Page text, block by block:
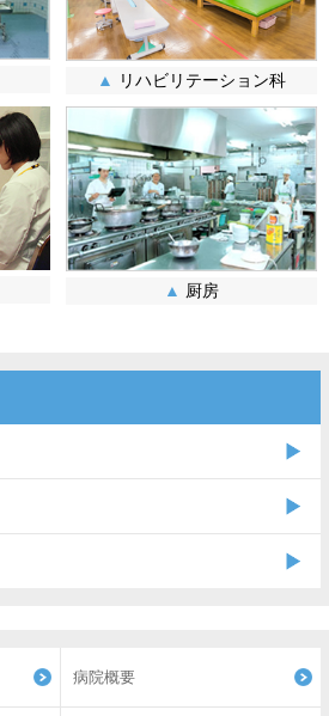
▲ リハビリテーション科
▲ 厨房
病院概要